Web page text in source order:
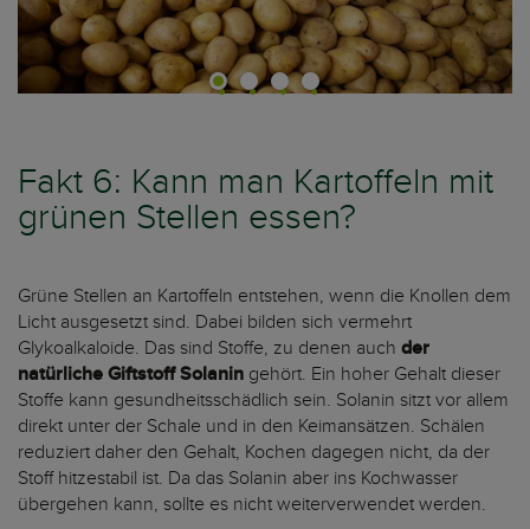
Fakt 6: Kann man Kartoffeln mit
grünen Stellen essen?
Grüne Stellen an Kartoffeln entstehen, wenn die Knollen dem
Licht ausgesetzt sind. Dabei bilden sich vermehrt
Glykoalkaloide. Das sind Stoffe, zu denen auch der
natürliche Giftstoff Solanin gehört. Ein hoher Gehalt dieser
Stoffe kann gesundheitsschädlich sein. Solanin sitzt vor allem
direkt unter der Schale und in den Keimansätzen. Schälen
reduziert daher den Gehalt, Kochen dagegen nicht, da der
Stoff hitzestabil ist. Da das Solanin aber ins Kochwasser
übergehen kann, sollte es nicht weiterverwendet werden.